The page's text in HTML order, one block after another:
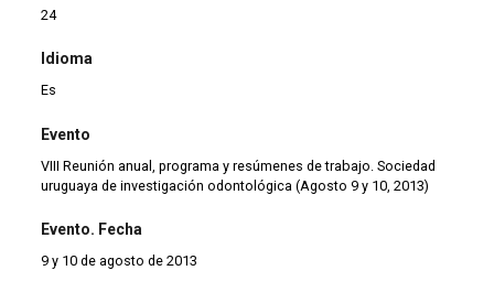
24
Idioma
Es
Evento
VIII Reunión anual, programa y resúmenes de trabajo. Sociedad
uruguaya de investigación odontológica (Agosto 9 y 10, 2013)
Evento. Fecha
9 y 10 de agosto de 2013